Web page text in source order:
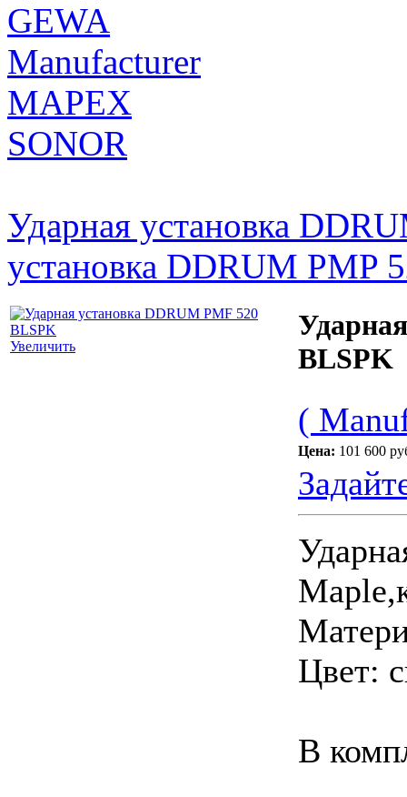
GEWA
Manufacturer
MAPEX
SONOR
Ударная установка
установка DDRUM PMP
Увеличить
BLSPK
(
Цена: 101 600
Цвет:
В